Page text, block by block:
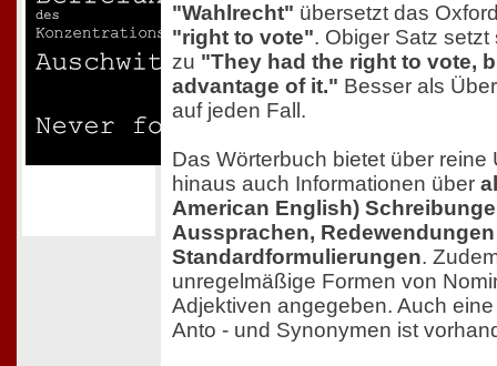
"Wahlrecht" übersetzt das
"right to vote". Obiger Satz
zu "They had the right to vote,
advantage of it." Besser als
auf jeden Fall.
Das Wörterbuch bietet über reine
hinaus auch Informationen über
American English)
Aussprachen,
Standardformulierungen.
unregelmäßige Formen von
Adjektiven angegeben. Auch
Anto - und Synonymen ist